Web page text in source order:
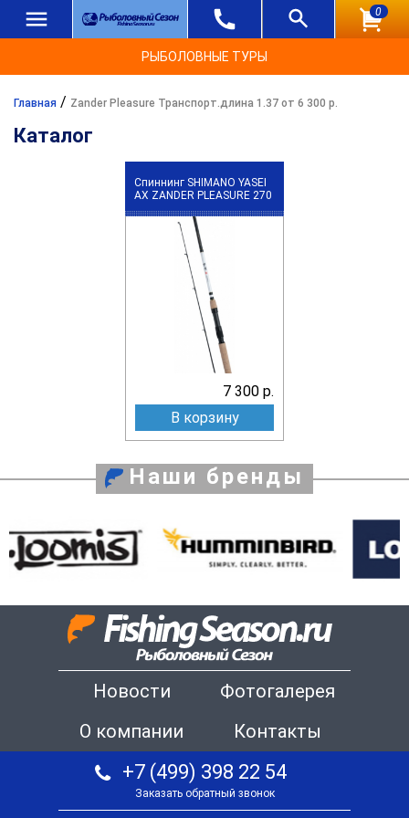
0
РЫБОЛОВНЫЕ ТУРЫ
Главная / Zander Pleasure Транспорт.длина 1.37 от 6 300 р.
Каталог
Спиннинг SHIMANO YASEI
АХ ZANDER PLEASURE 270
7 300 р.
В корзину
Наши бренды
Новости
Фотогалерея
О компании
Контакты
+7 (499) 398 22 54
Заказать обратный звонок